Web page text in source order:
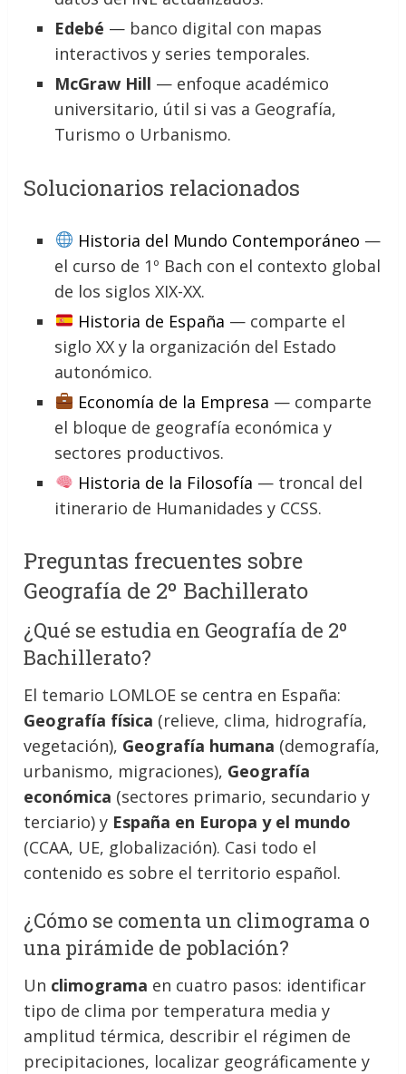
Edebé — banco digital con mapas
interactivos y series temporales.
McGraw Hill — enfoque académico
universitario, útil si vas a Geografía,
Turismo o Urbanismo.
Solucionarios relacionados
Historia del Mundo Contemporáneo —
el curso de 1º Bach con el contexto global
de los siglos XIX-XX.
Historia de España — comparte el
siglo XX y la organización del Estado
autonómico.
Economía de la Empresa — comparte
el bloque de geografía económica y
sectores productivos.
Historia de la Filosofía — troncal del
itinerario de Humanidades y CCSS.
Preguntas frecuentes sobre
Geografía de 2º Bachillerato
¿Qué se estudia en Geografía de 2º
Bachillerato?
El temario LOMLOE se centra en España:
Geografía física (relieve, clima, hidrografía,
vegetación), Geografía humana (demografía,
urbanismo, migraciones), Geografía
económica (sectores primario, secundario y
terciario) y España en Europa y el mundo
(CCAA, UE, globalización). Casi todo el
contenido es sobre el territorio español.
¿Cómo se comenta un climograma o
una pirámide de población?
Un climograma en cuatro pasos: identificar
tipo de clima por temperatura media y
amplitud térmica, describir el régimen de
precipitaciones, localizar geográficamente y